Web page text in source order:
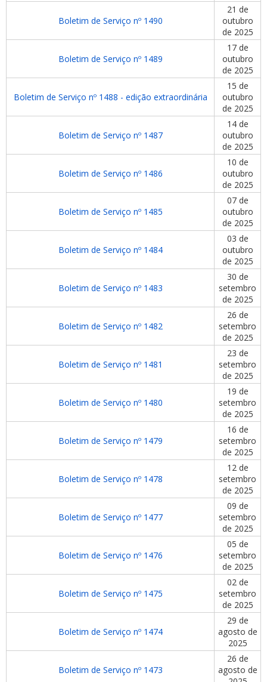
Boletim de Serviço nº 1490
21 de
outubro
de 2025
Boletim de Serviço nº 1489
17 de
outubro
de 2025
Boletim de Serviço nº 1488 - edição extraordinária
15 de
outubro
de 2025
Boletim de Serviço nº 1487
14 de
outubro
de 2025
Boletim de Serviço nº 1486
10 de
outubro
de 2025
Boletim de Serviço nº 1485
07 de
outubro
de 2025
Boletim de Serviço nº 1484
03 de
outubro
de 2025
Boletim de Serviço nº 1483
30 de
setembro
de 2025
Boletim de Serviço nº 1482
26 de
setembro
de 2025
Boletim de Serviço nº 1481
23 de
setembro
de 2025
Boletim de Serviço nº 1480
19 de
setembro
de 2025
Boletim de Serviço nº 1479
16 de
setembro
de 2025
Boletim de Serviço nº 1478
12 de
setembro
de 2025
Boletim de Serviço nº 1477
09 de
setembro
de 2025
Boletim de Serviço nº 1476
05 de
setembro
de 2025
Boletim de Serviço nº 1475
02 de
setembro
de 2025
Boletim de Serviço nº 1474
29 de
agosto de
2025
Boletim de Serviço nº 1473
26 de
agosto de